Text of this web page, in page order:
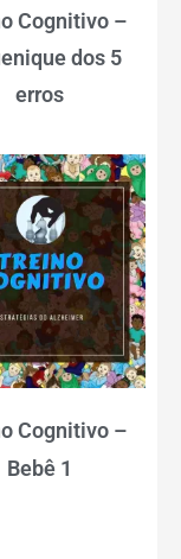
Cognitivo –
dos 5
erros
Cognitivo –
Bebê 1